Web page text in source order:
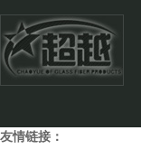
友情链接：